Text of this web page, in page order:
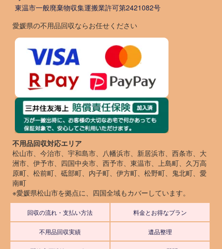
東温市一般廃棄物収集運搬業許可第2421082号
愛媛県の不用品回収ならお任せください
不用品回収対応エリア
松山市、今治市、宇和島市、八幡浜市、新居浜市、西条市、大
洲市、伊予市、四国中央市、西予市、東温市、上島町、久万高
原町、松前町、砥部町、内子町、伊方町、松野町、鬼北町、愛
南町
※愛媛県松山市を拠点に、四国全域もカバーしています。
回収の流れ・支払い方法 料金とお得なプラン
不用品回収実績 遺品整理